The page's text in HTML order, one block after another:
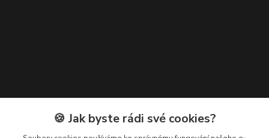
Kontakty🍪 Jak byste rádi své cookies?